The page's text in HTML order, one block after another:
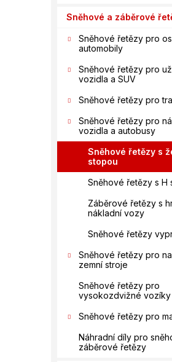
Sněhové a záběrové
Sněhové řetězy pro
automobily
Sněhové řetězy pro
vozidla a SUV
Sněhové řetězy pro
Sněhové řetězy pro
vozidla a autobusy
Sněhové řetězy s
stopou
Sněhové řetězy s H
Záběrové řetězy s
nákladní vozy
Sněhové řetězy
Sněhové řetězy pro
zemní stroje
Sněhové řetězy pro
vysokozdvižné vozíky
Sněhové řetězy pro
Náhradní díly pro
záběrové řetězy